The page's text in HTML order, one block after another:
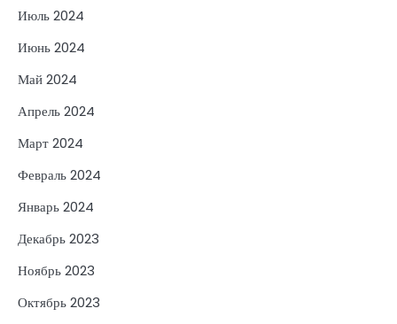
Июль 2024
Июнь 2024
Май 2024
Апрель 2024
Март 2024
Февраль 2024
Январь 2024
Декабрь 2023
Ноябрь 2023
Октябрь 2023